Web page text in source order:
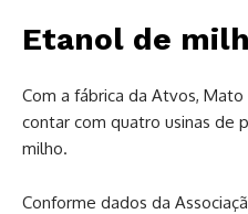
Etanol de
Com a fábrica da Atvos,
contar com quatro usinas de
milho.
Conforme dados da